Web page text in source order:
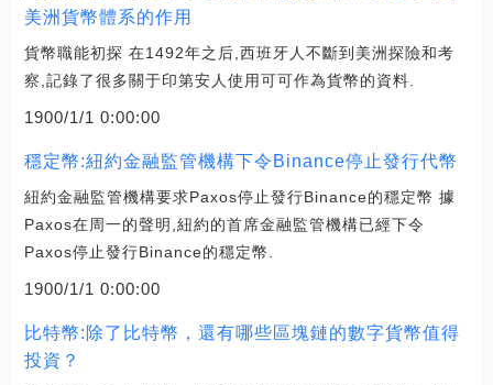
美洲貨幣體系的作用
貨幣職能初探 在1492年之后,西班牙人不斷到美洲探險和考
察,記錄了很多關于印第安人使用可可作為貨幣的資料.
1900/1/1 0:00:00
穩定幣:紐約金融監管機構下令Binance停止發行代幣
紐約金融監管機構要求Paxos停止發行Binance的穩定幣 據
Paxos在周一的聲明,紐約的首席金融監管機構已經下令
Paxos停止發行Binance的穩定幣.
1900/1/1 0:00:00
比特幣:除了比特幣，還有哪些區塊鏈的數字貨幣值得
投資？